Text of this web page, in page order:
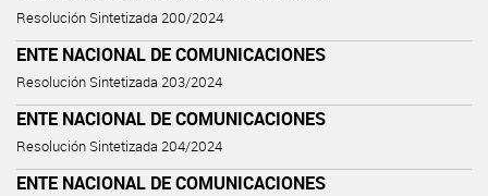
Resolución Sintetizada 200/2024
ENTE NACIONAL DE COMUNICACIONES
Resolución Sintetizada 203/2024
ENTE NACIONAL DE COMUNICACIONES
Resolución Sintetizada 204/2024
ENTE NACIONAL DE COMUNICACIONES